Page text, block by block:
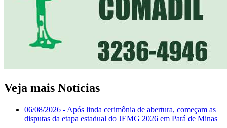
Veja mais Notícias
06/08/2026 - Após linda cerimônia de abertura, começam as
disputas da etapa estadual do JEMG 2026 em Pará de Minas